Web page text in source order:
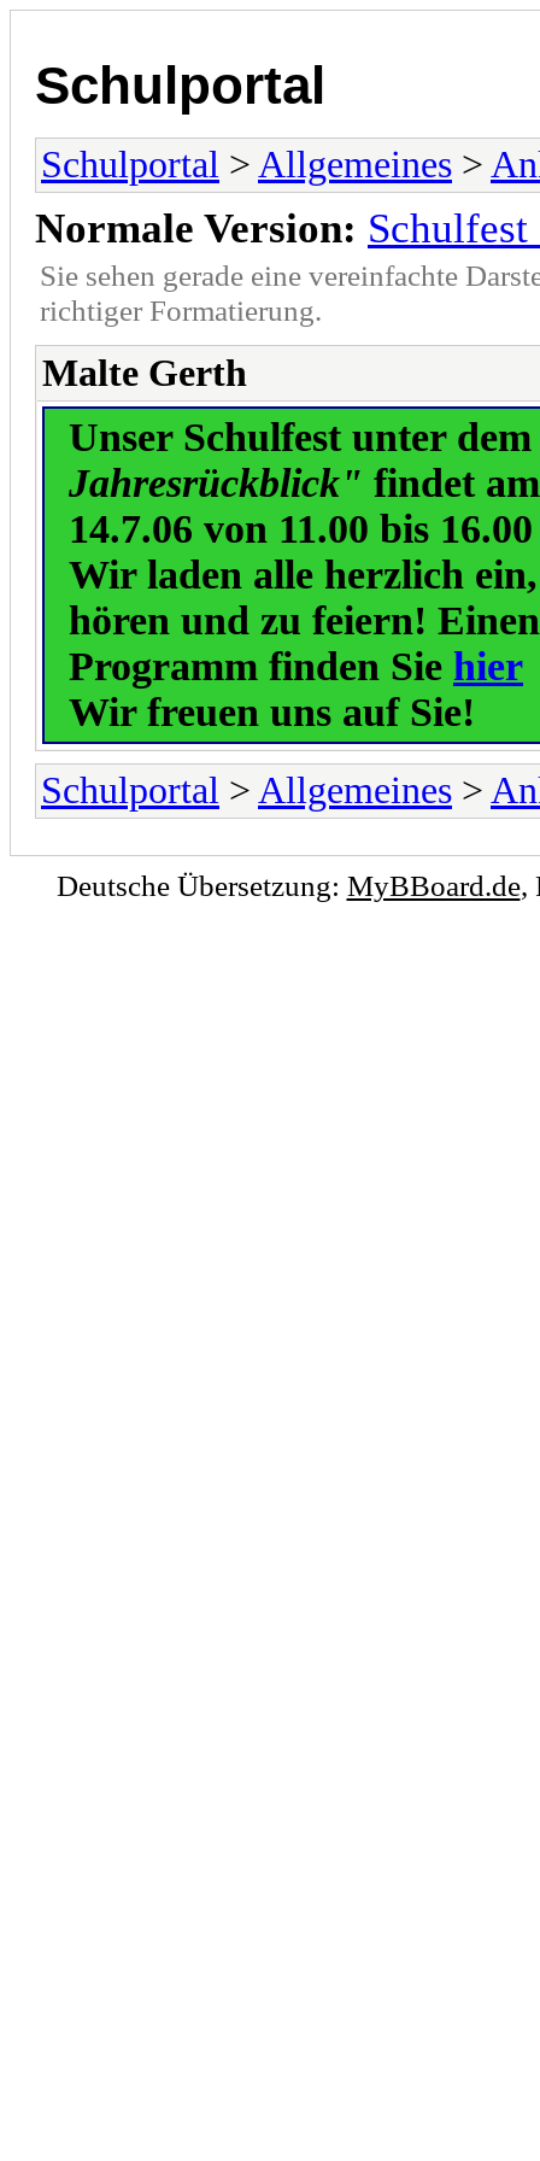
Schulportal
Schulportal > Allgemeines >
Normale Version: Schulfest
Sie sehen gerade eine vereinfachte
richtiger Formatierung.
Malte Gerth
Unser Schulfest unter
Jahresrückblick" findet am
14.7.06 von 11.00 bis
Wir laden alle herzlich
hören und zu feiern!
Programm finden Sie hier
Wir freuen uns auf Sie!
Schulportal > Allgemeines >
Deutsche Übersetzung: MyBBoard.de,